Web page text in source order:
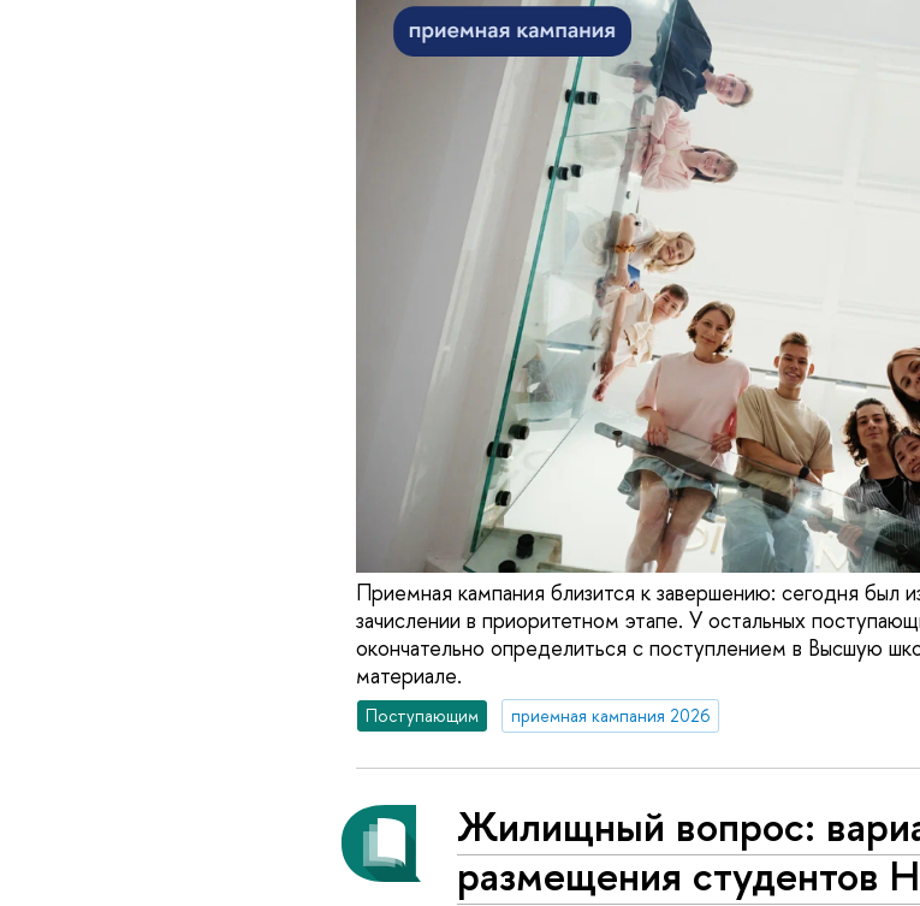
Приемная кампания близится к завершению: сегодня был
зачислении в приоритетном этапе. У остальных
окончательно определиться с поступлением в Высшую
материале.
Поступающим приемная кампания 2026
Жилищный вопрос:
размещения